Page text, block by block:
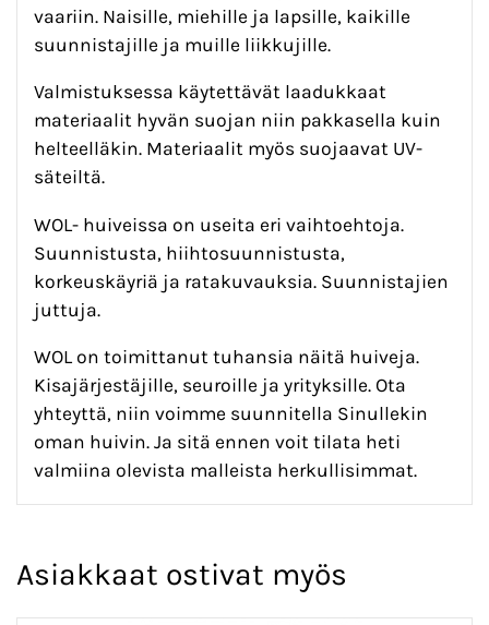
vaariin. Naisille, miehille ja lapsille, kaikille
suunnistajille ja muille liikkujille.
Valmistuksessa käytettävät laadukkaat
materiaalit hyvän suojan niin pakkasella kuin
helteelläkin. Materiaalit myös suojaavat UV-
säteiltä.
WOL- huiveissa on useita eri vaihtoehtoja.
Suunnistusta, hiihtosuunnistusta,
korkeuskäyriä ja ratakuvauksia. Suunnistajien
juttuja.
WOL on toimittanut tuhansia näitä huiveja.
Kisajärjestäjille, seuroille ja yrityksille. Ota
yhteyttä, niin voimme suunnitella Sinullekin
oman huivin. Ja sitä ennen voit tilata heti
valmiina olevista malleista herkullisimmat.
Asiakkaat ostivat myös